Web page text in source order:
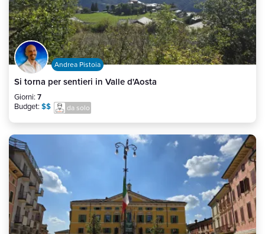
Andrea Pistoia
Si torna per sentieri in Valle d'Aosta
Giorni: 7
Budget: $$ da solo